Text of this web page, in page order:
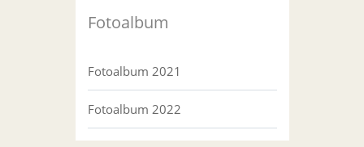
Fotoalbum
Fotoalbum 2021
Fotoalbum 2022